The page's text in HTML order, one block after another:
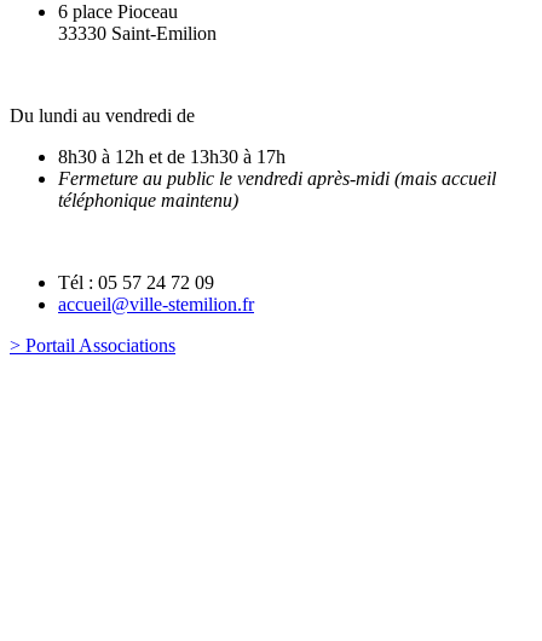
6 place Pioceau
33330 Saint-Emilion
Du lundi au vendredi de
8h30 à 12h et de 13h30 à 17h
Fermeture au public le vendredi après-midi (mais accueil
téléphonique maintenu)
Tél : 05 57 24 72 09
accueil@ville-stemilion.fr
> Portail Associations